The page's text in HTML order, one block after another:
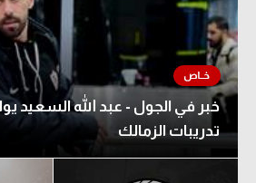
خبر في الجول - عبد الله السعيد
تدريبات الزمالك